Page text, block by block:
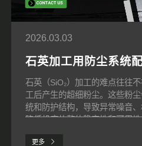
2026.03.03
石英加工用防尘系统
石英（SiO₂）加工的难点往往
工后产生的超细粉尘。这些粉
统和防护结构，导致异常噪音、
降低机床的整体稳定性和可用
更多